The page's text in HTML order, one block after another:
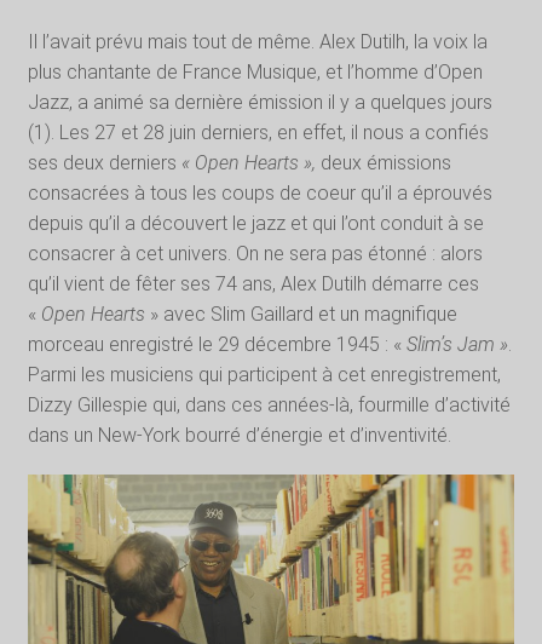
Il l’avait prévu mais tout de même. Alex Dutilh, la voix la
plus chantante de France Musique, et l’homme d’Open
Jazz, a animé sa dernière émission il y a quelques jours
(1). Les 27 et 28 juin derniers, en effet, il nous a confiés
ses deux derniers « Open Hearts », deux émissions
consacrées à tous les coups de coeur qu’il a éprouvés
depuis qu’il a découvert le jazz et qui l’ont conduit à se
consacrer à cet univers. On ne sera pas étonné : alors
qu’il vient de fêter ses 74 ans, Alex Dutilh démarre ces
« Open Hearts » avec Slim Gaillard et un magnifique
morceau enregistré le 29 décembre 1945 : « Slim’s Jam »
Parmi les musiciens qui participent à cet enregistrement,
Dizzy Gillespie qui, dans ces années-là, fourmille d’activité
dans un New-York bourré d’énergie et d’inventivité.